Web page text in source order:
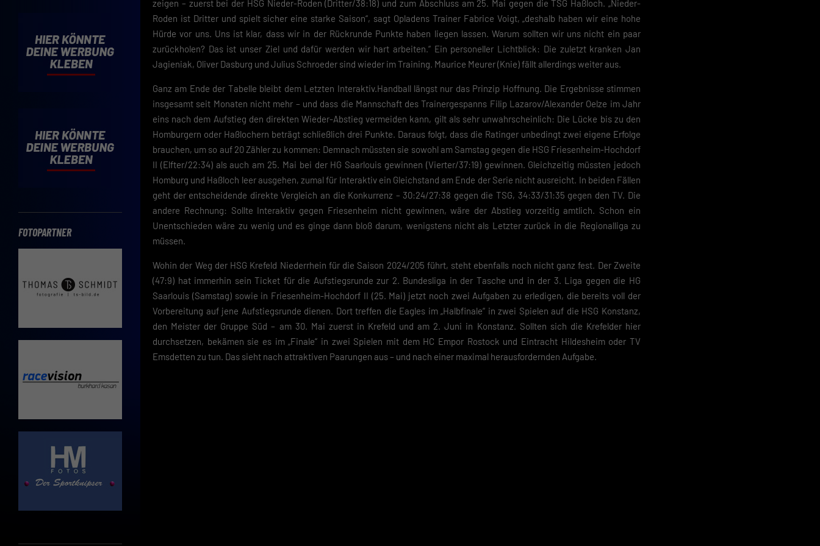
FOTOPARTNER
zeigen – zuerst bei der HSG Nieder-Roden (Dritter/38:18) und zum Abschluss am 25. Mai gegen die TSG Haßloch. „Nieder-
Roden ist Dritter und spielt sicher eine starke Saison“, sagt Opladens Trainer Fabrice Voigt, „deshalb haben wir eine hohe
Hürde vor uns. Uns ist klar, dass wir in der Rückrunde Punkte haben liegen lassen. Warum sollten wir uns nicht ein paar
zurückholen? Das ist unser Ziel und dafür werden wir hart arbeiten.“ Ein personeller Lichtblick: Die zuletzt kranken Jan
Jagieniak, Oliver Dasburg und Julius Schroeder sind wieder im Training. Maurice Meurer (Knie) fällt allerdings weiter aus.
Ganz am Ende der Tabelle bleibt dem Letzten Interaktiv.Handball längst nur das Prinzip Hoffnung. Die Ergebnisse stimmen
insgesamt seit Monaten nicht mehr – und dass die Mannschaft des Trainergespanns Filip Lazarov/Alexander Oelze im Jahr
eins nach dem Aufstieg den direkten Wieder-Abstieg vermeiden kann, gilt als sehr unwahrscheinlich: Die Lücke bis zu den
Homburgern oder Haßlochern beträgt schließlich drei Punkte. Daraus folgt, dass die Ratinger unbedingt zwei eigene Erfolge
brauchen, um so auf 20 Zähler zu kommen: Demnach müssten sie sowohl am Samstag gegen die HSG Friesenheim-Hochdorf
II (Elfter/22:34) als auch am 25. Mai bei der HG Saarlouis gewinnen (Vierter/37:19) gewinnen. Gleichzeitig müssten jedoch
Homburg und Haßloch leer ausgehen, zumal für Interaktiv ein Gleichstand am Ende der Serie nicht ausreicht. In beiden Fällen
geht der entscheidende direkte Vergleich an die Konkurrenz – 30:24/27:38 gegen die TSG, 34:33/31:35 gegen den TV. Die
andere Rechnung: Sollte Interaktiv gegen Friesenheim nicht gewinnen, wäre der Abstieg vorzeitig amtlich. Schon ein
Unentschieden wäre zu wenig und es ginge dann bloß darum, wenigstens nicht als Letzter zurück in die Regionalliga zu
müssen.
Wohin der Weg der HSG Krefeld Niederrhein für die Saison 2024/205 führt, steht ebenfalls noch nicht ganz fest. Der Zweite
(47:9) hat immerhin sein Ticket für die Aufstiegsrunde zur 2. Bundesliga in der Tasche und in der 3. Liga gegen die HG
Saarlouis (Samstag) sowie in Friesenheim-Hochdorf II (25. Mai) jetzt noch zwei Aufgaben zu erledigen, die bereits voll der
Vorbereitung auf jene Aufstiegsrunde dienen. Dort treffen die Eagles im „Halbfinale“ in zwei Spielen auf die HSG Konstanz,
den Meister der Gruppe Süd – am 30. Mai zuerst in Krefeld und am 2. Juni in Konstanz. Sollten sich die Krefelder hier
durchsetzen, bekämen sie es im „Finale“ in zwei Spielen mit dem HC Empor Rostock und Eintracht Hildesheim oder TV
Emsdetten zu tun. Das sieht nach attraktiven Paarungen aus – und nach einer maximal herausfordernden Aufgabe.
Cookie-Verwendung unser Angebot nicht nutzen kannst.
Wenn du unter 16 Jahre alt bist und deine Zustimmung zu freiwilligen Diensten geben
möchtest, musst du deine Erziehungsberechtigten um Erlaubnis bitten.
Hier finden Sie eine Übersicht über alle verwendeten Cookies. Sie können Ihre
Einwilligung zu ganzen Kategorien geben oder sich weitere Informationen anzeigen
Speichern Zurück
Datenschutzeinstellungen
Essenziell (2)
Essenzielle Cookies ermöglichen grundlegende Funktionen und sind für die einwandfreie
Funktion der Website erforderlich.